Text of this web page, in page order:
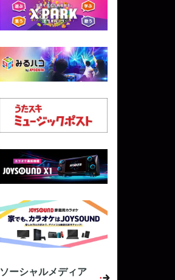
ソーシャルメディア